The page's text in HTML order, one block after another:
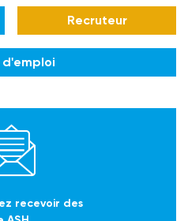
Recruteur
d'emploi
recevoir des